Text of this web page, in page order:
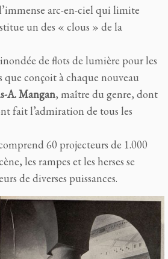
arc-en-ciel qui limite
un des « clous » de la
de flots de lumière pour les
que conçoit à chaque nouveau
A. Mangan, maître du genre, dont
fait l’admiration de tous les
60 projecteurs de 1.000
les rampes et les herses se
de diverses puissances.